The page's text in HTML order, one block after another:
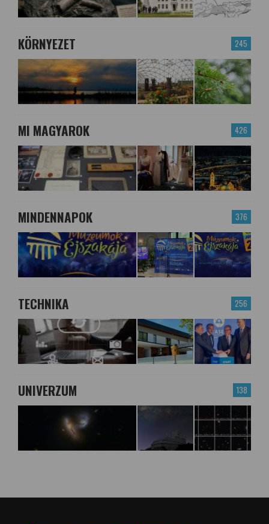
245
KÖRNYEZET
426
MI MAGYAROK
376
MINDENNAPOK
256
TECHNIKA
138
UNIVERZUM